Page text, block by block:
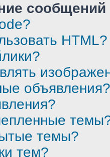
HTML?
объявления?
темы?
тем?